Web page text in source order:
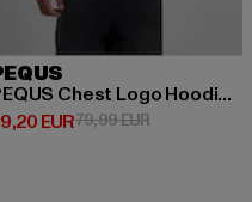
EUR
PEQUS Chest Logo Hoodie purple
EURPreis: 39,20 EUR
79,99 EURAktionspreis: